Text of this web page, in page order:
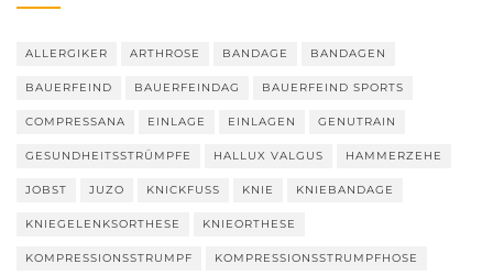
ALLERGIKER ARTHROSE BANDAGE BANDAGEN
BAUERFEIND BAUERFEINDAG BAUERFEIND SPORTS
COMPRESSANA EINLAGE EINLAGEN GENUTRAIN
GESUNDHEITSSTRÜMPFE HALLUX VALGUS HAMMERZEHE
JOBST JUZO KNICKFUSS KNIE KNIEBANDAGE
KNIEGELENKSORTHESE KNIEORTHESE
KOMPRESSIONSSTRUMPF KOMPRESSIONSSTRUMPFHOSE